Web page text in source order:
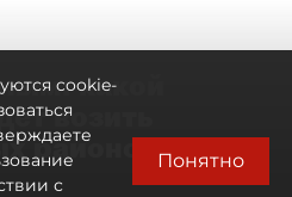
какой
возить
районов
cookie-
с
Понятно